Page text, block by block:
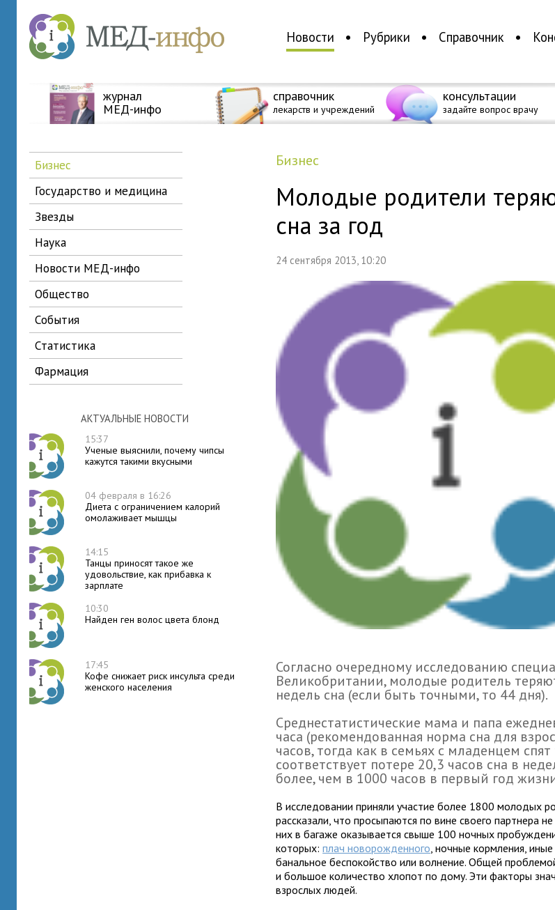
Новости Рубрики Справочник
журнал
МЕД-инфо
справочник
лекарств и учреждений
консультации
задайте вопрос врачу
бизнес
государство и медицина
звезды
наука
новости МЕД-инфо
общество
события
статистика
фармация
АКТУАЛЬНЫЕ НОВОСТИ
15:37
Ученые выяснили, почему чипсы
кажутся такими вкусными
04 февраля в 16:26
Диета с ограничением калорий
омолаживает мышцы
14:15
Танцы приносят такое же
удовольствие, как прибавка к
зарплате
10:30
Найден ген волос цвета блонд
17:45
Кофе снижает риск инсульта среди
женского населения
бизнес
Молодые родители
сна за год
24 сентября 2013, 10:20
Согласно очередному исследованию
Великобритании, молодые родитель
недель сна (если быть точными, то 44 дня).
Среднестатистические мама и папа
часа (рекомендованная норма сна для
часов, тогда как в семьях с младенцем
соответствует потере 20,3 часов сна в
более, чем в 1000 часов в первый год
В исследовании приняли участие более 1800 молодых
рассказали, что просыпаются по вине своего партнера
них в багаже оказывается свыше 100 ночных
которых:плач новорожденного, ночные кормления,
банальное беспокойство или волнение. Общей
и большое количество хлопот по дому. Эти факторы
взрослых людей.